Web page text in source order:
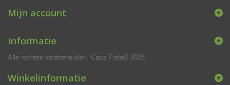
Mijn account
Informatie
Alle rechten voorbehouden. Casa Frida© 2026
Winkelinformatie